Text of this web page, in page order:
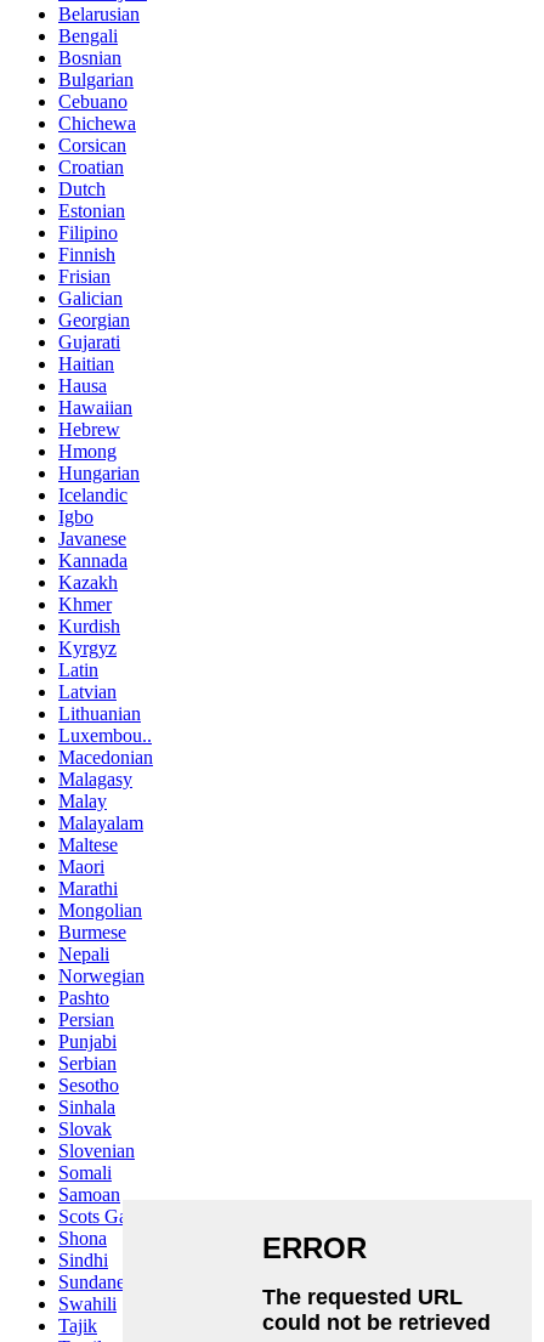
Belarusian
Bengali
Bosnian
Bulgarian
Cebuano
Chichewa
Corsican
Croatian
Dutch
Estonian
Filipino
Finnish
Frisian
Galician
Georgian
Gujarati
Haitian
Hausa
Hawaiian
Hebrew
Hmong
Hungarian
Icelandic
Igbo
Javanese
Kannada
Kazakh
Khmer
Kurdish
Kyrgyz
Latin
Latvian
Lithuanian
Luxembou..
Macedonian
Malagasy
Malay
Malayalam
Maltese
Maori
Marathi
Mongolian
Burmese
Nepali
Norwegian
Pashto
Persian
Punjabi
Serbian
Sesotho
Sinhala
Slovak
Slovenian
Somali
Samoan
Scots Gaelic
Shona
Sindhi
Sundanese
Swahili
Tajik